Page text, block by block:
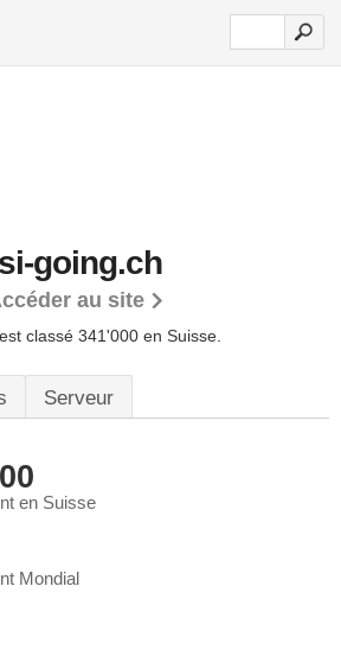
going.ch
au site
classé 341'000 en Suisse.
Serveur
en Suisse
Mondial